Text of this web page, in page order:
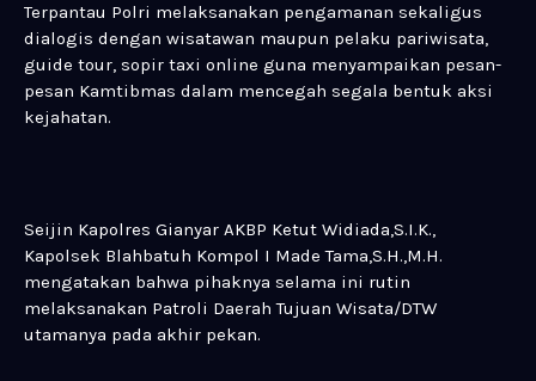
Terpantau Polri melaksanakan pengamanan sekaligus
dialogis dengan wisatawan maupun pelaku pariwisata,
guide tour, sopir taxi online guna menyampaikan pesan-
pesan Kamtibmas dalam mencegah segala bentuk aksi
kejahatan.
Seijin Kapolres Gianyar AKBP Ketut Widiada,S.I.K.,
Kapolsek Blahbatuh Kompol I Made Tama,S.H.,M.H.
mengatakan bahwa pihaknya selama ini rutin
melaksanakan Patroli Daerah Tujuan Wisata/DTW
utamanya pada akhir pekan.